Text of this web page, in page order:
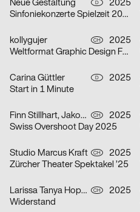
Neue Gestaltung D
2025
Sinfoniekonzerte Spielzeit 2025/26
kollygujer CH
2025
Weltformat Graphic Design Festival 2025
Carina Güttler D
2025
Start in 1 Minute
Finn Stillhart, Jakob Galler, Lorena Gamper CH
2025
Swiss Overshoot Day 2025
Studio Marcus Kraft CH
2025
Zürcher Theater Spektakel ’25
Larissa Tanya Hoppeler CH
2025
Widerstand